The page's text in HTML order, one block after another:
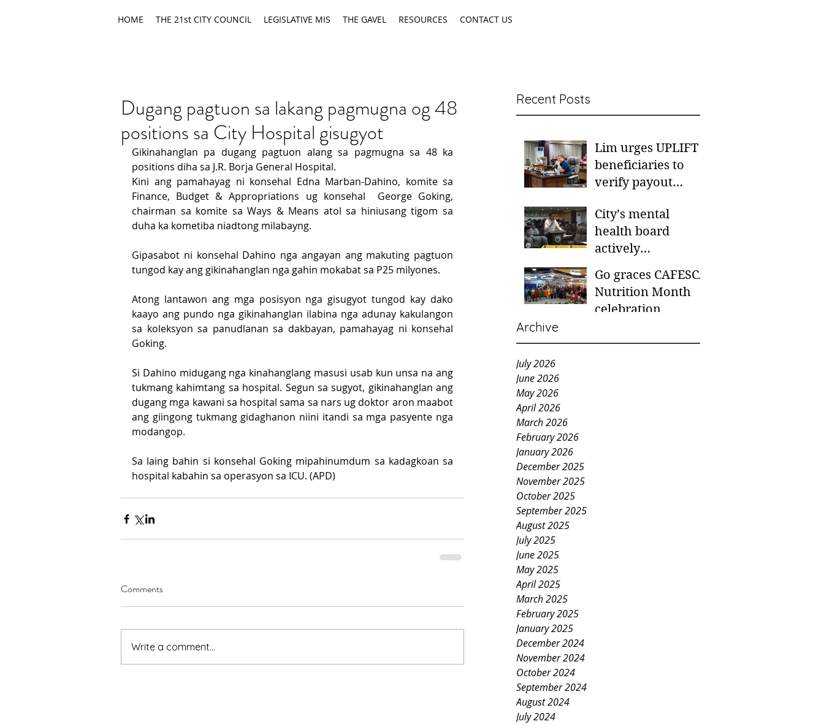
HOME THE 21st CITY COUNCIL LEGISLATIVE MIS THE GAVEL RESOURCES CONTACT US
Recent Posts
Lim urges UPLIFT
beneficiaries to
verify payout
CSWD district sites
City’s mental
health board
actively
students in need -
Gaane
Go graces CAFESCA
Nutrition Month
celebration
Archive
July 2026
June 2026
May 2026
April 2026
March 2026
February 2026
January 2026
December 2025
November 2025
October 2025
September 2025
August 2025
July 2025
June 2025
May 2025
April 2025
March 2025
February 2025
January 2025
December 2024
November 2024
October 2024
September 2024
August 2024
July 2024
Dugang pagtuon sa lakang pagmugna og 48
positions sa City Hospital gisugyot
Gikinahanglan pa dugang pagtuon alang sa pagmugna sa 48 ka
positions diha sa J.R. Borja General Hospital.
Kini ang pamahayag ni konsehal Edna Marban-Dahino, komite sa
Finance, Budget & Appropriations ug konsehal  George Goking,
chairman sa komite sa Ways & Means atol sa hiniusang tigom sa
duha ka kometiba niadtong milabayng.
Gipasabot ni konsehal Dahino nga angayan ang makuting pagtuon
tungod kay ang gikinahanglan nga gahin mokabat sa P25 milyones.
Atong lantawon ang mga posisyon nga gisugyot tungod kay dako
kaayo ang pundo nga gikinahanglan ilabina nga adunay kakulangon
sa koleksyon sa panudlanan sa dakbayan, pamahayag ni konsehal
Goking.
Si Dahino midugang nga kinahanglang masusi usab kun unsa na ang
tukmang kahimtang sa hospital. Segun sa sugyot, gikinahanglan ang
dugang mga kawani sa hospital sama sa nars ug doktor aron maabot
ang giingong tukmang gidaghanon niini itandi sa mga pasyente nga
modangop.
Sa laing bahin si konsehal Goking mipahinumdum sa kadagkoan sa
hospital kabahin sa operasyon sa ICU. (APD)
Comments
Write a comment...